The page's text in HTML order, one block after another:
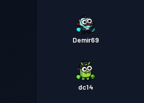
Demir69
dc14